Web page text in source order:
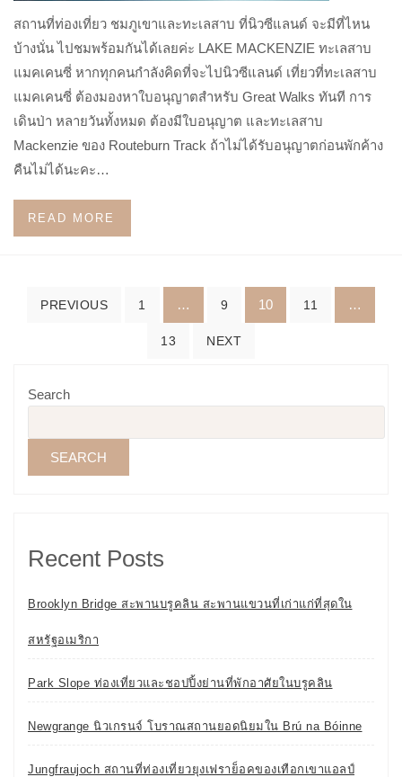
สถานที่ท่องเที่ยว ชมภูเขาและทะเลสาบ ที่นิวซีแลนด์ จะมีที่ไหน
บ้างนั่น ไปชมพร้อมกันได้เลยค่ะ LAKE MACKENZIE ทะเลสาบ
แมคเคนซี่ หากทุกคนกำลังคิดที่จะไปนิวซีแลนด์ เที่ยวที่ทะเลสาบ
แมคเคนซี่ ต้องมองหาใบอนุญาตสำหรับ Great Walks ทันที การ
เดินป่า หลายวันทั้งหมด ต้องมีใบอนุญาต และทะเลสาบ
Mackenzie ของ Routeburn Track ถ้าไม่ได้รับอนุญาตก่อนพักค้าง
คืนไม่ได้นะคะ…
READ MORE
PostsPREVIOUS 1 … 9 10 11 …
13 NEXT
Search
SEARCH
Recent Posts
Brooklyn Bridge สะพานบรูคลิน สะพานแขวนที่เก่าแก่ที่สุดใน
สหรัฐอเมริกา
Park Slope ท่องเที่ยวและชอปปิ้งย่านที่พักอาศัยในบรูคลิน
Newgrange นิวเกรนจ์ โบราณสถานยอดนิยมใน Brú na Bóinne
Jungfraujoch สถานที่ท่องเที่ยวยุงเฟราย็อคของเทือกเขาแอลป์